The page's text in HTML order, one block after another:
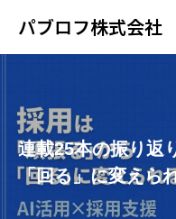
パブロフ株式会社
COMPANY
BUSINESS
RECRUIT
連載25本の振り返
「回る」に変えら